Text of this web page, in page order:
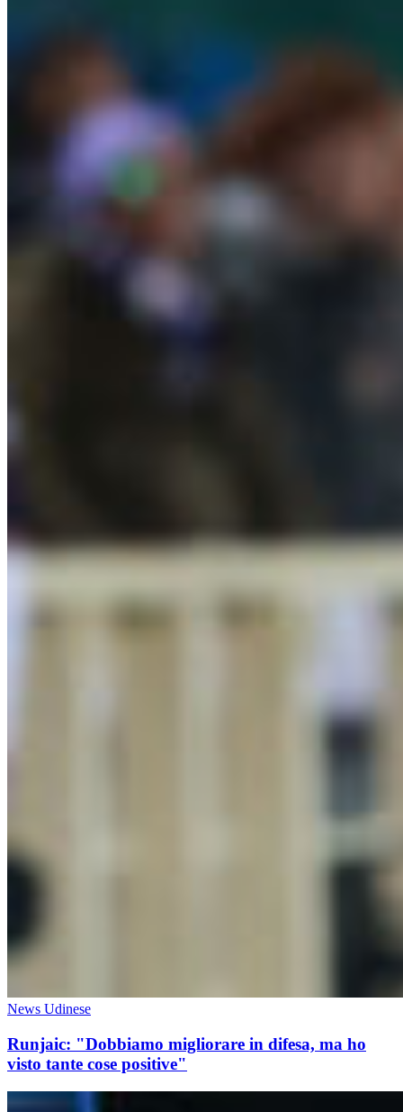
News Udinese
Runjaic: "Dobbiamo migliorare in difesa, ma ho
visto tante cose positive"